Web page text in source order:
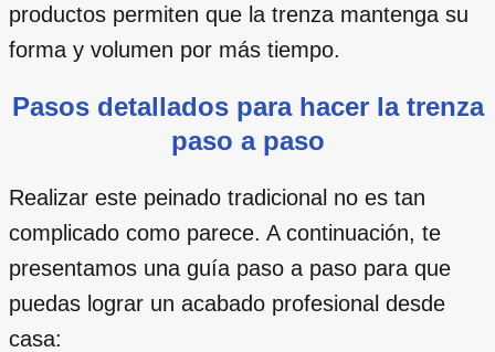
productos permiten que la trenza mantenga su
forma y volumen por más tiempo.
Pasos detallados para hacer la trenza
paso a paso
Realizar este peinado tradicional no es tan
complicado como parece. A continuación, te
presentamos una guía paso a paso para que
puedas lograr un acabado profesional desde
casa: